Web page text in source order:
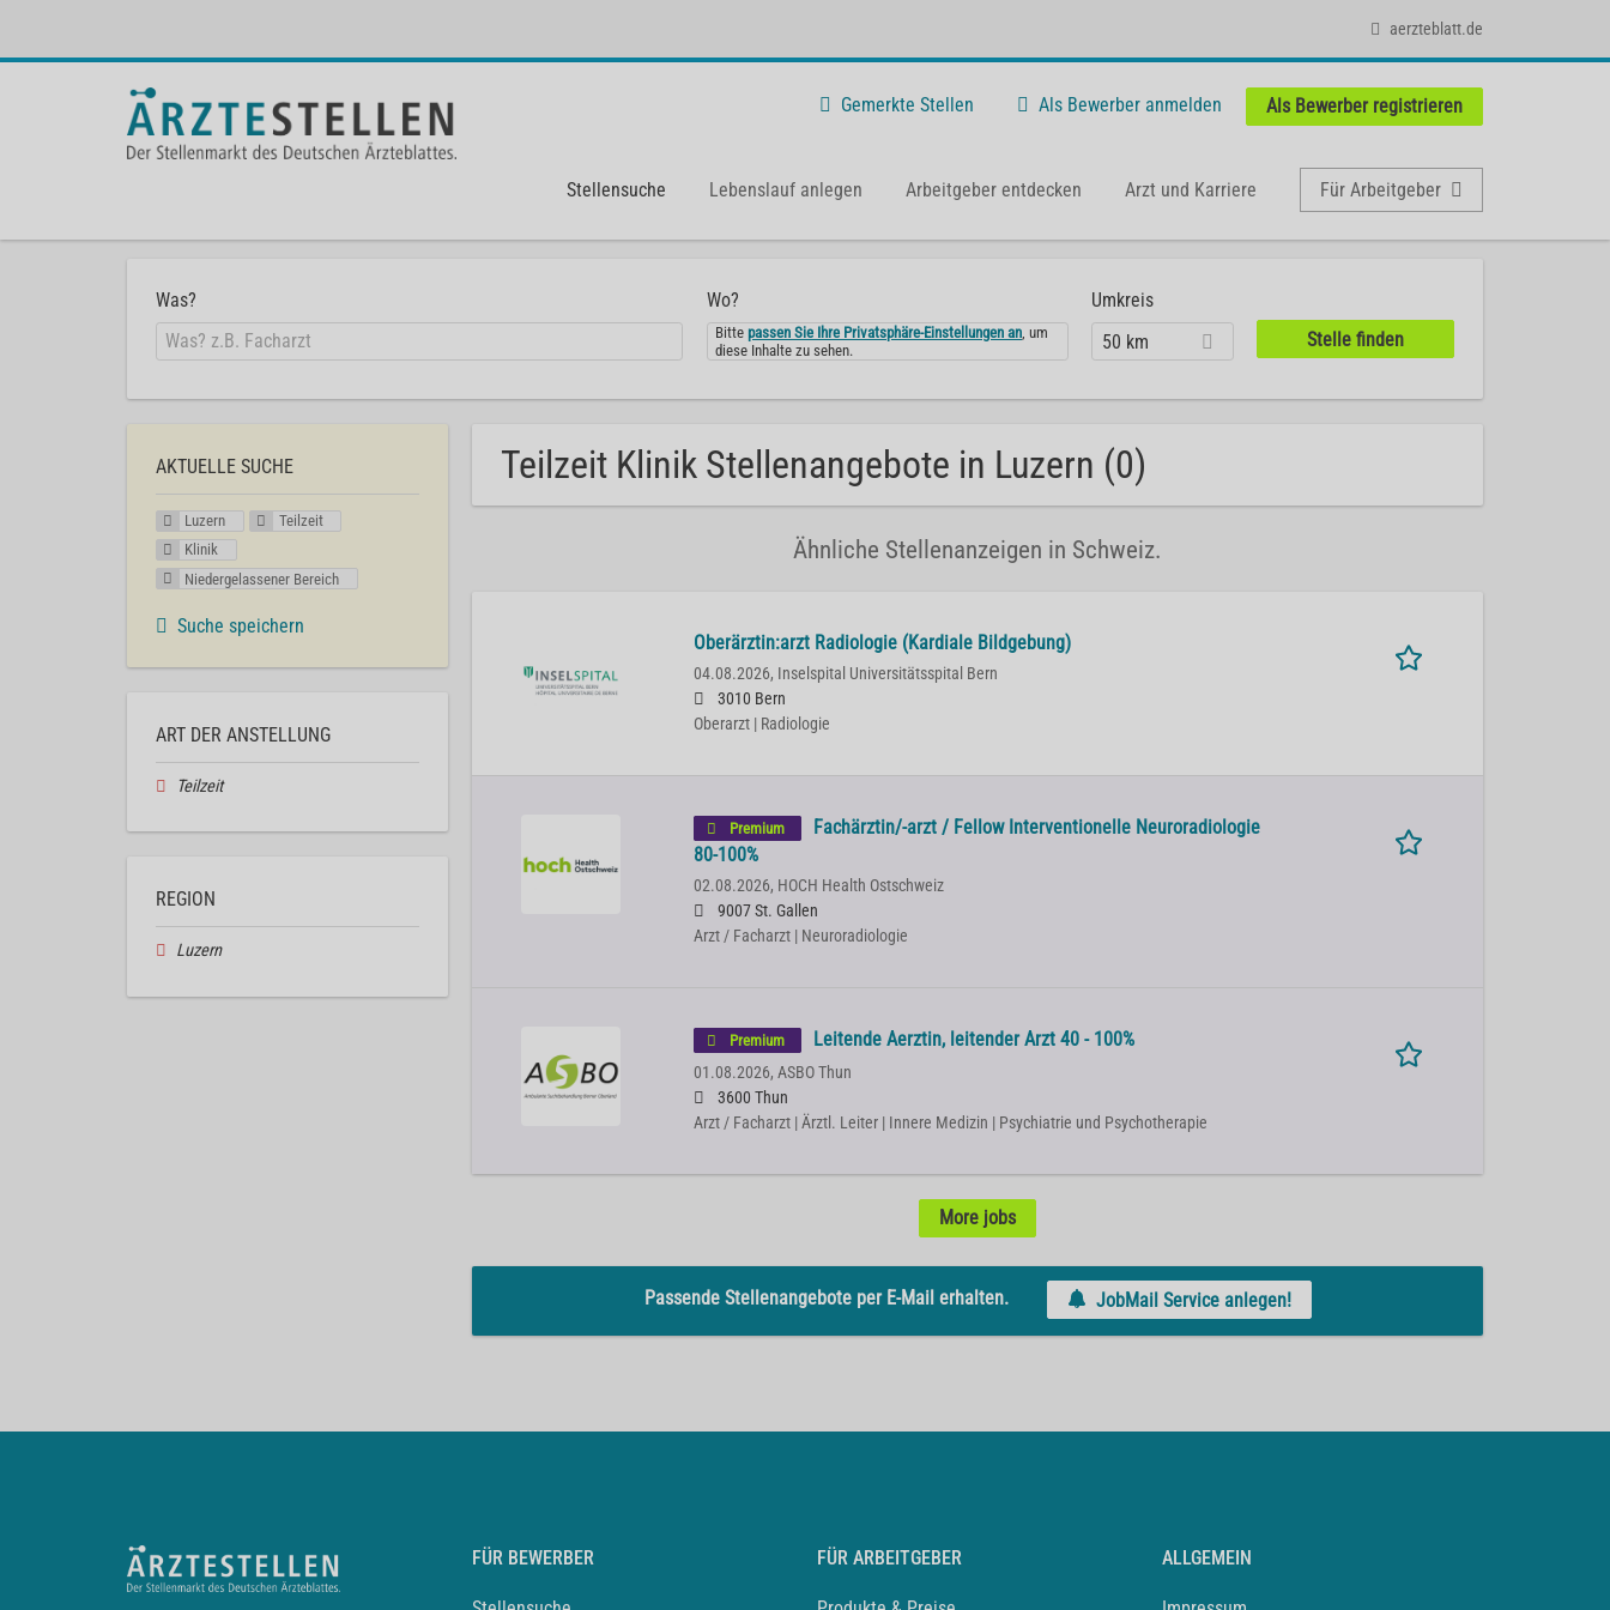
aerzteblatt.de
Gemerkte Stellen Als Bewerber anmelden Als Bewerber registrieren
Stellensuche Lebenslauf anlegen Arbeitgeber entdecken Arzt und Karriere Für Arbeitgeber
Was? Wo?
Bittepassen Sie Ihre Privatsphäre-Einstellungen an, um
diese Inhalte zu sehen.
Umkreis
50 km
Teilzeit Klinik Stellenangebote in Luzern (0)
Ähnliche Stellenanzeigen in Schweiz.
Oberärztin:arzt Radiologie (Kardiale Bildgebung)
04.08.2026, Inselspital Universitätsspital Bern
3010 Bern
Oberarzt | Radiologie
Premium
Fachärztin/-arzt / Fellow Interventionelle Neuroradiologie
80-100%
02.08.2026, HOCH Health Ostschweiz
9007 St. Gallen
Arzt / Facharzt | Neuroradiologie
Premium Leitende Aerztin, leitender Arzt 40 - 100%
01.08.2026, ASBO Thun
3600 Thun
Arzt / Facharzt | Ärztl. Leiter | Innere Medizin | Psychiatrie und Psychotherapie
More jobs
Passende Stellenangebote per E-Mail erhalten. JobMail Service anlegen!
AKTUELLE SUCHE
Luzern
Teilzeit
Klinik
Niedergelassener Bereich
Suche speichern
ART DER ANSTELLUNG
Teilzeit
REGION
Luzern
FÜR BEWERBER FÜR ARBEITGEBER ALLGEMEIN